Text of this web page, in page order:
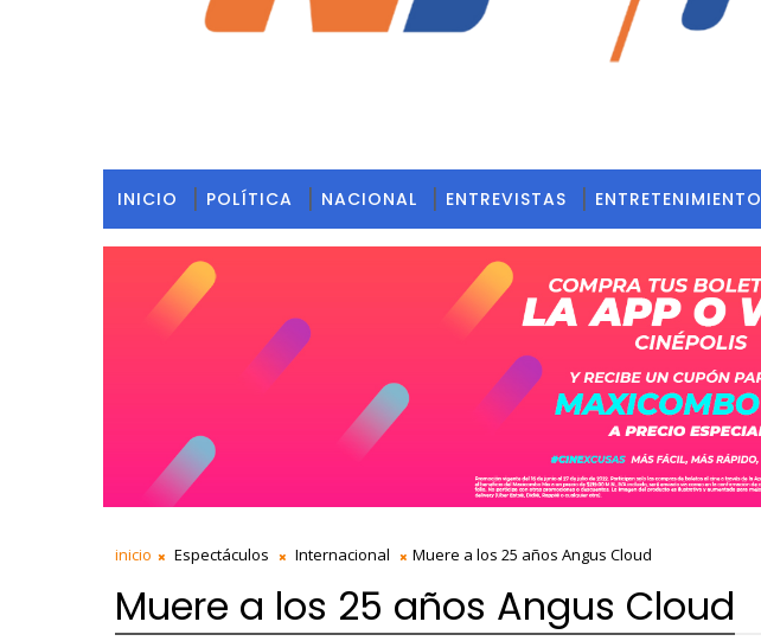
INICIO POLÍTICA NACIONAL ENTREVISTAS ENTRETENIMIENTO
inicio Espectáculos Internacional Muere a los 25 años Angus Cloud
Muere a los 25 años Angus Cloud